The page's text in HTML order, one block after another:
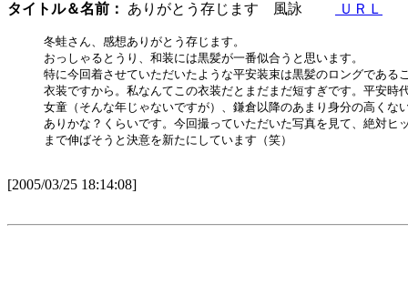
タイトル＆名前： ありがとう存じます 風詠 ＵＲＬ
冬蛙さん、感想ありがとう存じます。
おっしゃるとうり、和装には黒髪が一番似合うと思います。
特に今回着させていただいたような平安装束は黒髪のロングである
衣装ですから。私なんてこの衣装だとまだまだ短すぎです。平安時
女童（そんな年じゃないですが）、鎌倉以降のあまり身分の高くな
ありかな？くらいです。今回撮っていただいた写真を見て、絶対ヒ
まで伸ばそうと決意を新たにしています（笑）
[2005/03/25 18:14:08]